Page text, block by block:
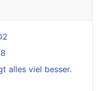
alles viel besser.